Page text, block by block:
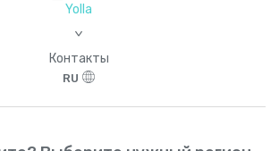
Yolla
>
Контакты
RU